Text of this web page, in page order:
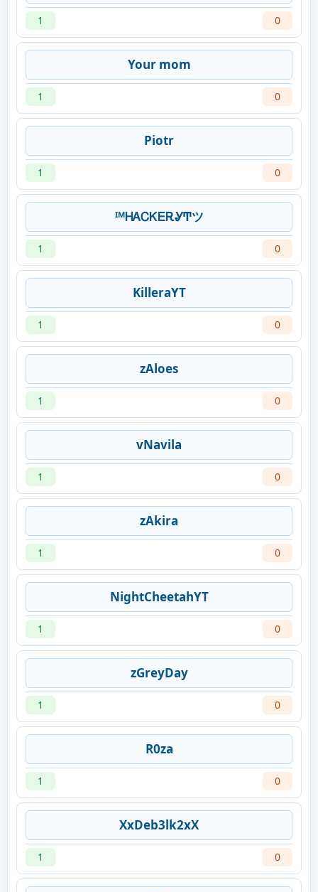
1 0
Your mom
1 0
Piotr
1 0
ᴵᴹᎻᎪᏟᏦᎬᎡᎽͲツ
1 0
KilleraYT
1 0
zAloes
1 0
vNavila
1 0
zAkira
1 0
NightCheetahYT
1 0
zGreyDay
1 0
R0za
1 0
XxDeb3lk2xX
1 0